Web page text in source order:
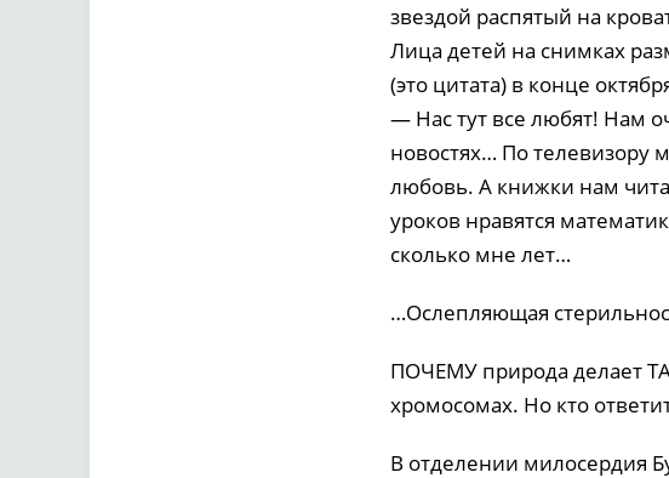
звездой распятый на
Лица детей на снимках
(это цитата) в конце
— Нас тут все любят! Нам
новостях… По
любовь. А книжки нам
уроков нравятся
сколько мне лет…
…Ослепляющая
ПОЧЕМУ природа делает
хромосомах. Но кто
В отделении милосердия